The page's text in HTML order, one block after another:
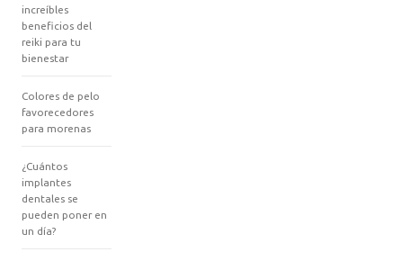
increíbles
beneficios del
reiki para tu
bienestar
Colores de pelo
favorecedores
para morenas
¿Cuántos
implantes
dentales se
pueden poner en
un día?